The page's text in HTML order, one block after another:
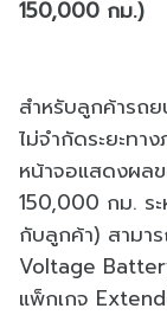
150,000 กม.)
สำหรับลูกค้ารถ
ไม่จำกัดระยะทา
หน้าจอแสดงผล
150,000 กม. ร
กับลูกค้า) สามา
Voltage
แพ็กเกจ